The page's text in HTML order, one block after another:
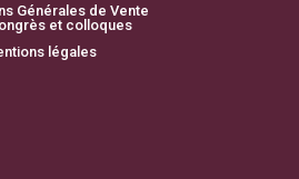
Générales de Vente
et colloques
légales